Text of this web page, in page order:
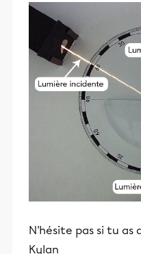
N'hésite pas si tu as
Kylan